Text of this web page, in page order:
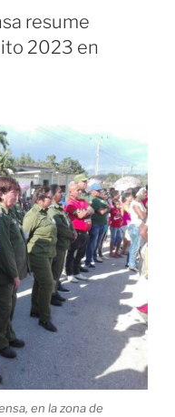
resume
2023 en
en la zona de